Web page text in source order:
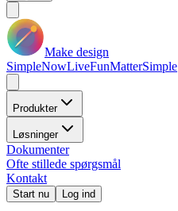
Make design
SimpleNowLiveFunMatterSimple
Produkter
Løsninger
Dokumenter
Ofte stillede spørgsmål
Kontakt
Start nu Log ind